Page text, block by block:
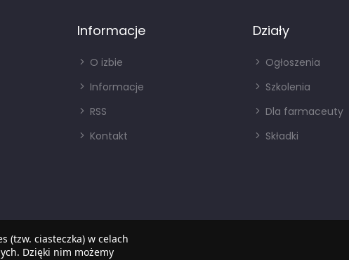
Informacje
O izbie
Informacje
RSS
Kontakt
Działy
Ogłoszenia
Szkolenia
Dla farmaceuty
Składki
(tzw. ciasteczka) w celach
Dzięki nim możemy